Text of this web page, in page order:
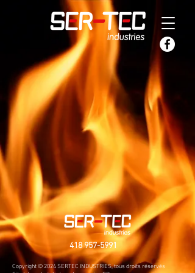
Boutique Accessoires
418 957-5991
Copyright © 2024 SERTEC INDUSTRIES, tous droits réservés